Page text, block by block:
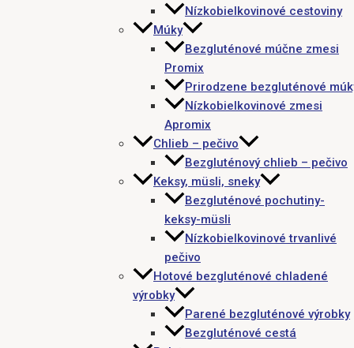
Nízkobielkovinové cestoviny
Múky
Bezgluténové múčne zmesi
Promix
Prirodzene bezgluténové
Nízkobielkovinové zmesi
Apromix
Chlieb – pečivo
Bezgluténový chlieb – pečivo
Keksy, müsli, sneky
Bezgluténové pochutiny-
keksy-müsli
Nízkobielkovinové trvanlivé
pečivo
Hotové bezgluténové chladené
výrobky
Parené bezgluténové výrobky
Bezgluténové cestá